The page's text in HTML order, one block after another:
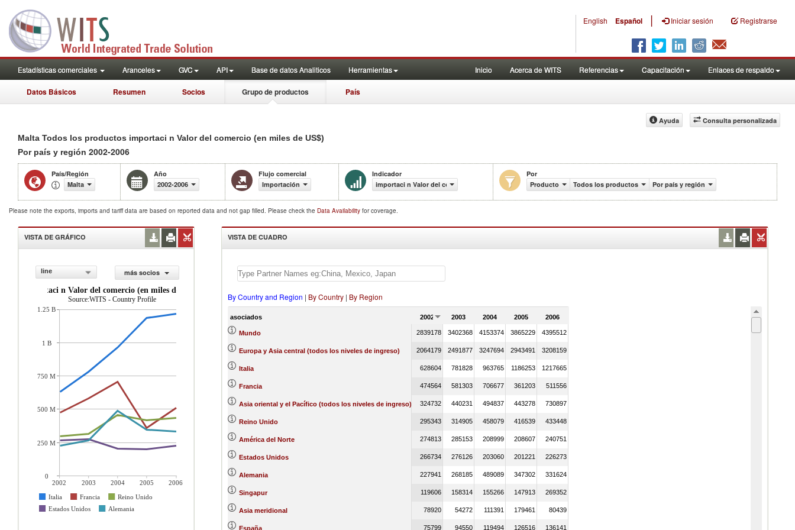
English Español | Iniciar sesión Registrarse
Estadísticas comerciales Aranceles GVC API Base de datos Analiticos Herramientas Inicio Acerca de WITS Referencias Capacitación Enlaces de respaldo
Datos Básicos Resumen Socios Grupo de productos País
Consulta personalizada
Ayuda
Malta Todos los productos importaci n Valor del comercio (en miles de US$)
Por país y región 2002-2006
País/Región
Malta
Año
2002-2006
Flujo comercial
Importación
Indicador
importaci n Valor del comercio (en miles de US$)
Por
Producto
Todos los productos Por país y región
Please note the exports, imports and tariff data are based on reported data and not gap filled. Please check the Data Availability for coverage.
VISTA DE GRÁFICO
line
más socios
importaci n Valor del comercio (en miles de US$)
Source:WITS - Country Profile
2002 2003 2004 2005
2006
Italia
Francia
Reino Unido
Estados Unidos
Alemania
1.25 B
1 B
750 M
500 M
250 M
0
VISTA DE CUADRO
By Country and Region | By Country| By Region
asociados 2002 2003 2004 2005 2006
Mundo 2839178 3402368 4153374 3865229 4395512
Europa y Asia central (todos los niveles de ingreso) 2064179 2491877 3247694 2943491 3208159
Italia 628604 781828 963765 1186253 1217665
Francia 474564 581303 706677 361203 511556
Asia oriental y el Pacífico (todos los niveles de ingreso) 324732 440231 494837 443278 730897
Reino Unido 295343 314905 458079 416539 433448
América del Norte 274813 285153 208999 208607 240751
Estados Unidos 266734 276126 203060 201221 226273
Alemania 227941 268185 489089 347302 331624
Singapur 119606 158314 155266 147913 269352
Asia meridional 78920 54272 111391 179461 80439
España 75799 94550 119494 126516 136141